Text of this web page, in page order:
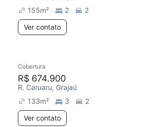
155m² 2
2
Ver contato
Cobertura
R$ 674.900
R. Caruaru, Grajaú
133m² 3
2
Ver contato